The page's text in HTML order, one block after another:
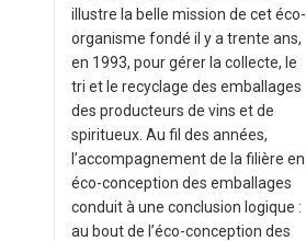
illustre la belle mission de cet éco-
organisme fondé il y a trente ans,
en 1993, pour gérer la collecte, le
tri et le recyclage des emballages
des producteurs de vins et de
spiritueux. Au fil des années,
l’accompagnement de la filière en
éco-conception des emballages
conduit à une conclusion logique :
au bout de l’éco-conception des